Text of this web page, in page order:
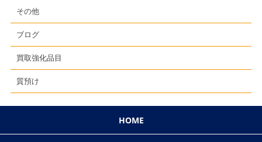
その他
ブログ
買取強化品目
質預け
HOME